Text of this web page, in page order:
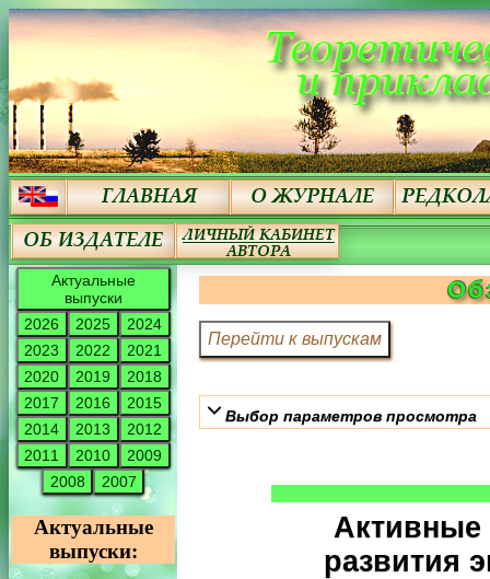
Актуальные
выпуски
2026
2025
2024
2023
2022
2021
2020
2019
2018
2017
2016
2015
2014
2013
2012
2011
2010
2009
2008
2007
Актуальные
выпуски:
Выбор параметров просмотра
Активные
развития